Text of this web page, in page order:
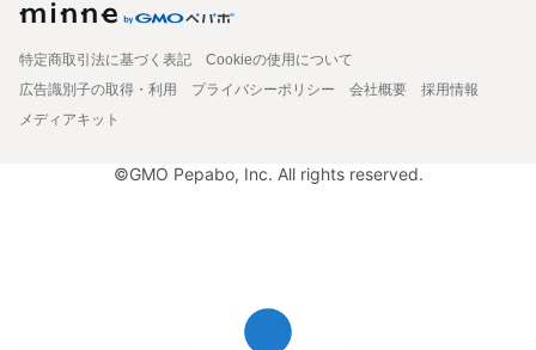
特定商取引法に基づく表記
Cookieの使用について
広告識別子の取得・利用
プライバシーポリシー 会社概要
採用情報
メディアキット
©GMO Pepabo, Inc. All rights reserved.